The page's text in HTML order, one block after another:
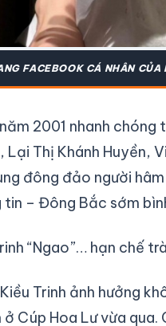
FACEBOOK CÁ NHÂN
2001 nhanh
Thị Khánh Huyền,
đông đảo người
– Đông Bắc sớm
“Ngao”… hạn chế
Trinh ảnh hưởng
Cúp Hoa Lư vừa